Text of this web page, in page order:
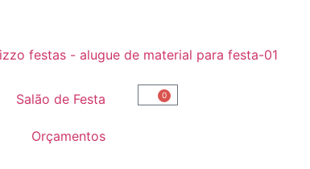
Salão de Festa
Orçamentos
0